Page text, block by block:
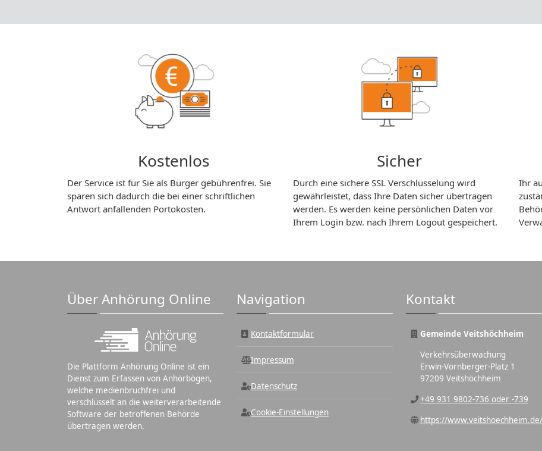
Kostenlos
Der Service ist für Sie als Bürger gebührenfrei. Sie
sparen sich dadurch die bei einer schriftlichen
Antwort anfallenden Portokosten.
Sicher
Durch eine sichere SSL Verschlüsselung wird
gewährleistet, dass Ihre Daten sicher übertragen
werden. Es werden keine persönlichen Daten vor
Ihrem Login bzw. nach Ihrem Logout gespeichert.
Ihr
Über Anhörung Online
Die Plattform Anhörung Online ist ein
Dienst zum Erfassen von Anhörbögen,
welche medienbruchfrei und
verschlüsselt an die weiterverarbeitende
Software der betroffenen Behörde
übertragen werden.
Navigation
Kontaktformular
Impressum
Datenschutz
Cookie-Einstellungen
Kontakt
Gemeinde Veitshöchheim
Verkehrsüberwachung
Erwin-Vornberger-Platz 1
97209 Veitshöchheim
+49 931 9802-736 oder -739
https://www.veitshoechheim.de/